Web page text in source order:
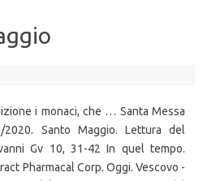
i monaci, che … Santa Messa
Santo Maggio. Lettura del
Gv 10, 31-42 In quel tempo.
Pharmacal Corp. Oggi. Vescovo -